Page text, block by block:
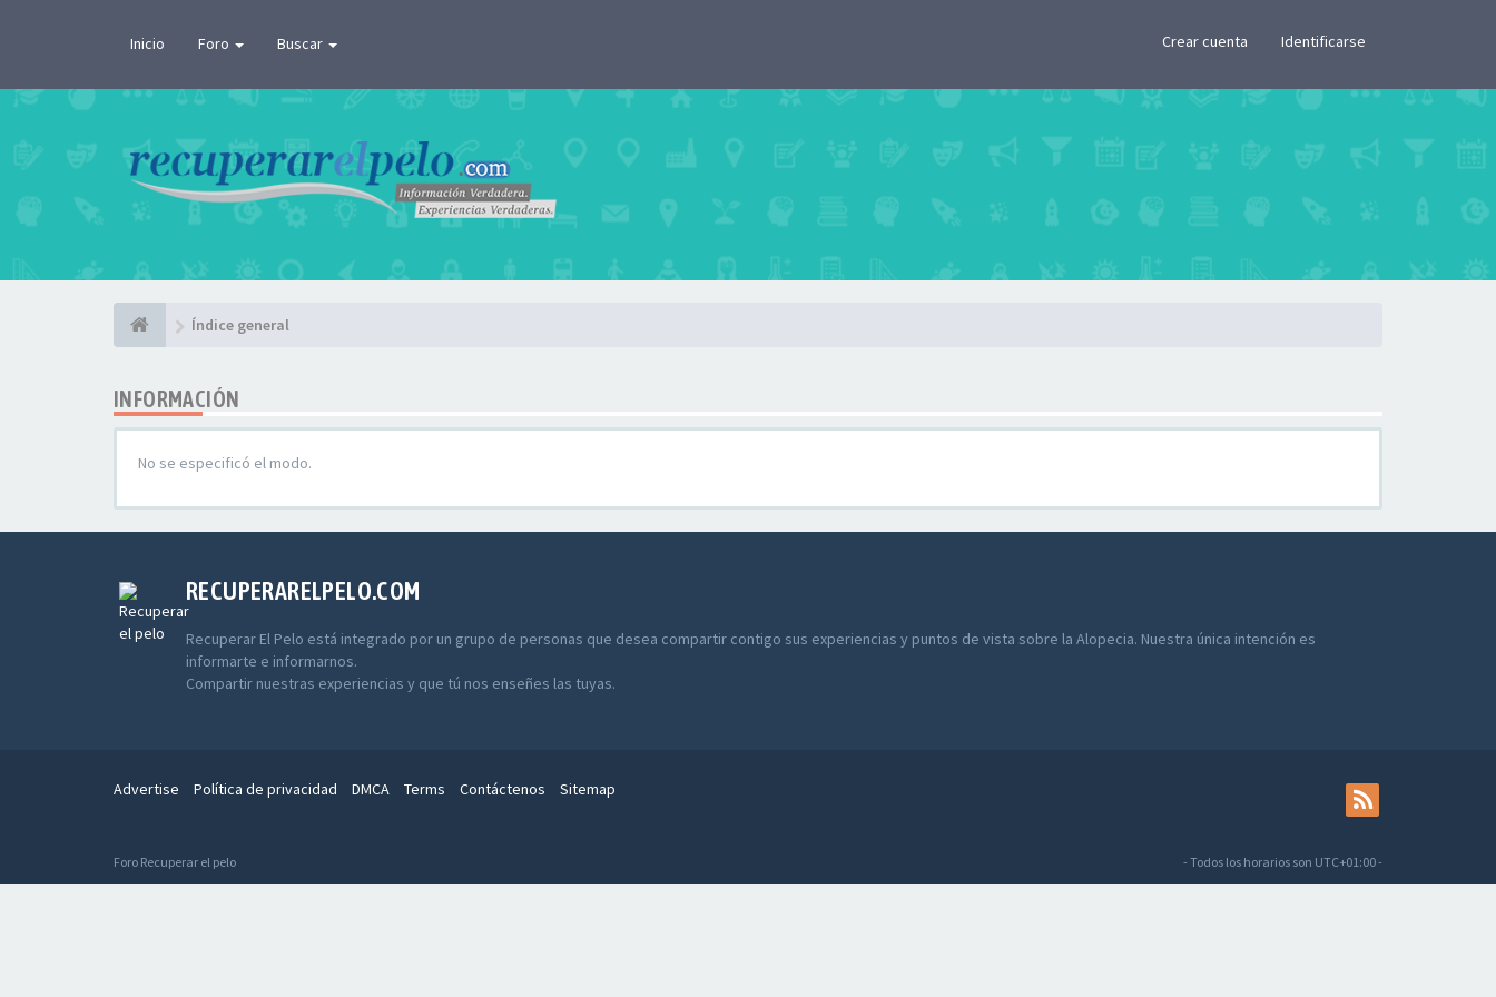
Inicio Foro Buscar Crear cuenta Identificarse
Índice general
INFORMACIÓN
No se especificó el modo.
RECUPERARELPELO.COM
Recuperar El Pelo está integrado por un grupo de personas que desea compartir contigo sus experiencias y puntos de vista sobre la Alopecia. Nuestra única intención es
informarte e informarnos.
Compartir nuestras experiencias y que tú nos enseñes las tuyas.
Advertise Política de privacidad DMCA Terms Contáctenos Sitemap
Foro Recuperar el pelo - Todos los horarios son UTC+01:00-